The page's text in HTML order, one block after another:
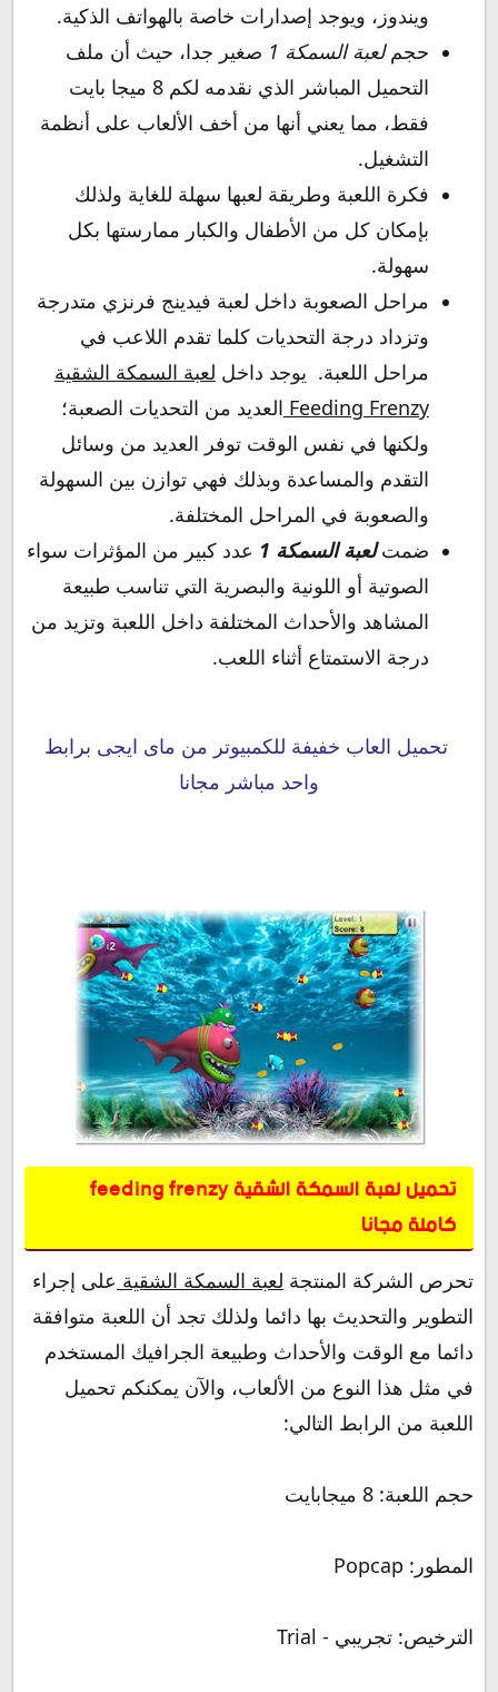
ويندوز، ويوجد إصدارات خاصة بالهواتف الذكية.
حجملعبة السمكة 1
صغير جدا، حيث أن ملف
التحميل المباشر الذي نقدمه لكم 8 ميجا بايت
فقط، مما يعني أنها من أخف الألعاب على أنظمة
التشغيل.
فكرة اللعبة وطريقة لعبها سهلة للغاية ولذلك
بإمكان كل من الأطفال والكبار ممارستها بكل
سهولة.
مراحل الصعوبة داخل لعبة فيدينج فرنزي متدرجة
وتزداد درجة التحديات كلما تقدم اللاعب في
مراحل اللعبة. يوجد داخل لعبة السمكة الشقية
Feeding Frenzy العديد من التحديات الصعبة؛
ولكنها في نفس الوقت توفر العديد من وسائل
التقدم والمساعدة وبذلك فهي توازن بين السهولة
والصعوبة في المراحل المختلفة.
ضمتلعبة السمكة 1
عدد كبير من المؤثرات سواء
الصوتية أو اللونية والبصرية التي تناسب طبيعة
المشاهد والأحداث المختلفة داخل اللعبة وتزيد من
درجة الاستمتاع أثناء اللعب.
تحميل العاب خفيفة للكمبيوتر من ماى ايجى برابط
واحد مباشر مجانا
تحميل لعبة السمكة الشقية feeding frenzy
كاملة مجانا
تحرص الشركة المنتجة لعبة السمكة الشقية على إجراء
التطوير والتحديث بها دائما ولذلك تجد أن اللعبة متوافقة
دائما مع الوقت والأحداث وطبيعة الجرافيك المستخدم
في مثل هذا النوع من الألعاب، والآن يمكنكم تحميل
اللعبة من الرابط التالي:
حجم اللعبة: 8 ميجابايت
المطور: Popcap
الترخيص: تجريبي - Trial